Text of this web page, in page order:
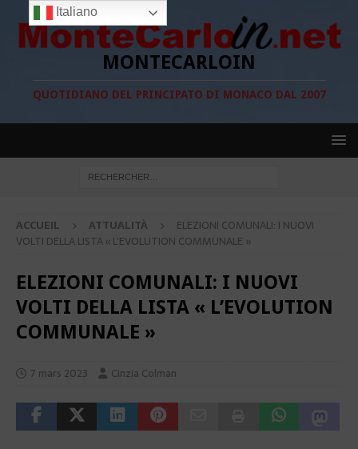
MONTECARLOIN
QUOTIDIANO DEL PRINCIPATO DI MONACO DAL 2007
ACCUEIL ATTUALITÀ
ELEZIONI COMUNALI: I NUOVI
VOLTI DELLA LISTA « L’EVOLUTION COMMUNALE »
ELEZIONI COMUNALI: I NUOVI
VOLTI DELLA LISTA « L’EVOLUTION
COMMUNALE »
7 mars 2023 Cinzia Colman
Italiano